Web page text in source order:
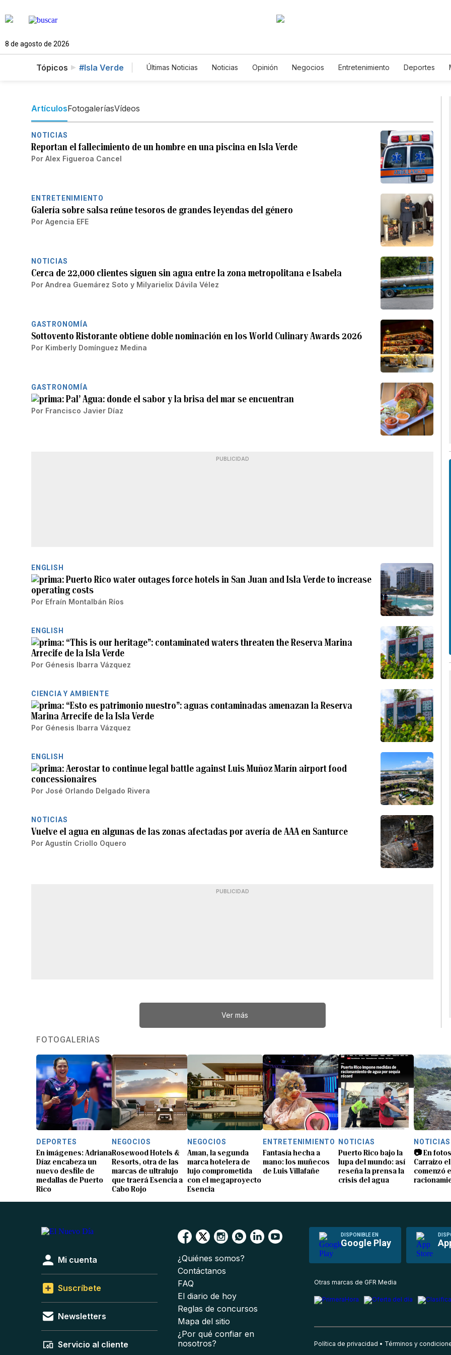
8 de agosto de 2026
Tópicos #Isla Verde Últimas Noticias Noticias Opinión Negocios Entretenimiento Deportes
ArtículosFotogaleríasVídeos
NOTICIAS
Reportan el fallecimiento de un hombre en una piscina en Isla Verde
Por Alex Figueroa Cancel
ENTRETENIMIENTO
Galería sobre salsa reúne tesoros de grandes leyendas del género
Por Agencia EFE
NOTICIAS
Cerca de 22,000 clientes siguen sin agua entre la zona metropolitana e Isabela
Por Andrea Guemárez Soto y Milyarielix Dávila Vélez
GASTRONOMÍA
Sottovento Ristorante obtiene doble nominación en los World Culinary Awards 2026
Por Kimberly Domínguez Medina
GASTRONOMÍA
Pal’ Agua: donde el sabor y la brisa del mar se encuentran
Por Francisco Javier Díaz
PUBLICIDAD
ENGLISH
Puerto Rico water outages force hotels in San Juan and Isla Verde to increase
operating costs
Por Efraín Montalbán Ríos
ENGLISH
“This is our heritage”: contaminated waters threaten the Reserva Marina
Arrecife de la Isla Verde
Por Génesis Ibarra Vázquez
CIENCIA Y AMBIENTE
“Esto es patrimonio nuestro”: aguas contaminadas amenazan la Reserva
Marina Arrecife de la Isla Verde
Por Génesis Ibarra Vázquez
ENGLISH
Aerostar to continue legal battle against Luis Muñoz Marín airport food
concessionaires
Por José Orlando Delgado Rivera
NOTICIAS
Vuelve el agua en algunas de las zonas afectadas por avería de AAA en Santurce
Por Agustín Criollo Oquero
PUBLICIDAD
Ver más
FOTOGALERÍAS
DEPORTES
En imágenes: Adriana
Díaz encabeza un
nuevo desfile de
medallas de Puerto
Rico
NEGOCIOS
Rosewood Hotels &
Resorts, otra de las
marcas de ultralujo
que traerá Esencia a
Cabo Rojo
NEGOCIOS
Aman, la segunda
marca hotelera de
lujo comprometida
con el megaproyecto
Esencia
ENTRETENIMIENTO
Fantasía hecha a
mano: los muñecos
de Luis Villafañe
NOTICIAS
Puerto Rico bajo la
lupa del mundo: así
reseña la prensa la
crisis del agua
NOTICIAS
📷 En
Carraízo
comenzó
DISPONIBLE EN
Google Play
Mi cuenta
Suscríbete
Newsletters
Servicio al cliente
¿Quiénes somos?
Contáctanos
FAQ
El diario de hoy
Reglas de concursos
Mapa del sitio
¿Por qué confiar en
nosotros?
Otras marcas de GFR Media
Política de privacidad Términos y